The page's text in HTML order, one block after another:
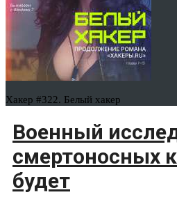
Хакер #322. Белый хакер
Военный
смертоносных
будет